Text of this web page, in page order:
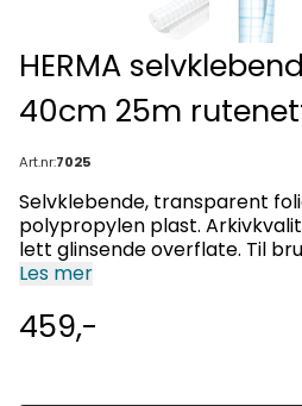
HERMA
40cm 25m
Art.nr:7025
Selvklebende, transparent
polypropylen plast.
lett glinsende overflate. Til
eller dekke av overflater som
rutenett på baksiden av
rette linjer.
Les mer
459,-